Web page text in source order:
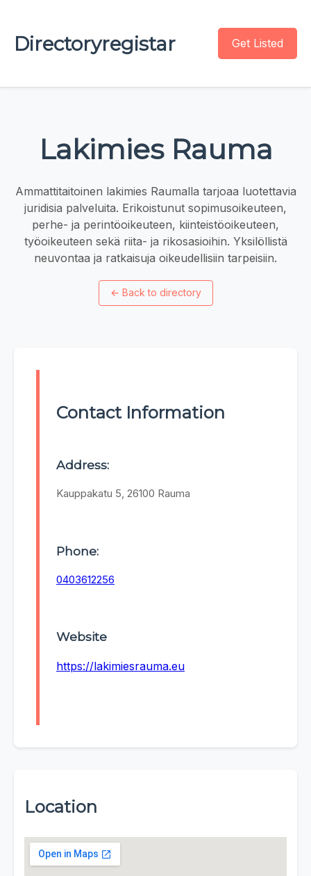
Directoryregistar Get Listed
Lakimies Rauma
Ammattitaitoinen lakimies Raumalla tarjoaa luotettavia
juridisia palveluita. Erikoistunut sopimusoikeuteen,
perhe- ja perintöoikeuteen, kiinteistöoikeuteen,
työoikeuteen sekä riita- ja rikosasioihin. Yksilöllistä
neuvontaa ja ratkaisuja oikeudellisiin tarpeisiin.
← Back to directory
Contact Information
Address:
Kauppakatu 5, 26100 Rauma
Phone:
0403612256
Website
https://lakimiesrauma.eu
Location